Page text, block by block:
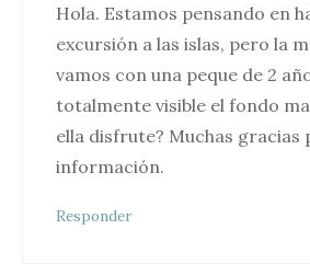
Hola. Estamos pensando en
excursión a las islas, pero la
vamos con una peque de 2
totalmente visible el fondo
ella disfrute? Muchas gracias
información.
Responder